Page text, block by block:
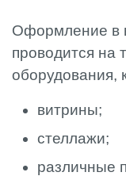
Оформление в
проводится на
оборудования,
витрины;
стеллажи;
различные